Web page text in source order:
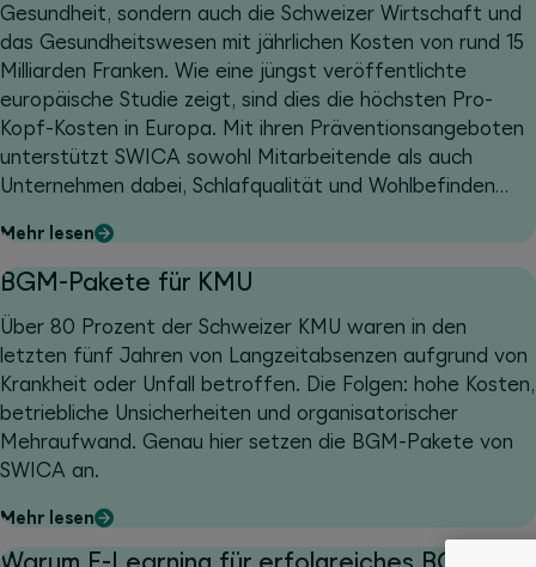
Gesundheit, sondern auch die Schweizer Wirtschaft und
das Gesundheitswesen mit jährlichen Kosten von rund 15
Milliarden Franken. Wie eine jüngst veröffentlichte
europäische Studie zeigt, sind dies die höchsten Pro-
Kopf-Kosten in Europa. Mit ihren Präventionsangeboten
unterstützt SWICA sowohl Mitarbeitende als auch
Unternehmen dabei, Schlafqualität und Wohlbefinden
Mehr lesen
BGM-Pakete für KMU
Über 80 Prozent der Schweizer KMU waren in den
letzten fünf Jahren von Langzeitabsenzen aufgrund von
Krankheit oder Unfall betroffen. Die Folgen: hohe Kosten,
betriebliche Unsicherheiten und organisatorischer
Mehraufwand. Genau hier setzen die BGM-Pakete von
SWICA an.
Mehr lesen